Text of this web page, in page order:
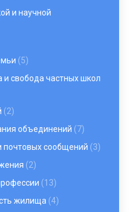
и научной
(5)
и свобода частных школ
(2)
объединений (7)
почтовых сообщений (3)
(2)
(13)
жилища (4)